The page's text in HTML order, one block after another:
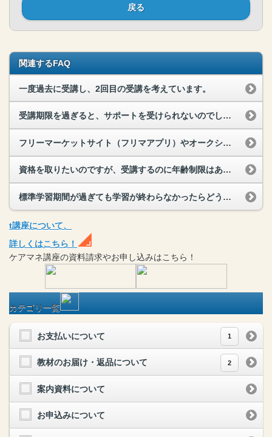
戻る
関連するFAQ
一度過去に受講し、2回目の受講を考えています。
受講期限を過ぎると、サポートを受けられないのでしょうか？
フリーマーケットサイト（フリマアプリ）やオークションサイトなどで出品されている教材でもサポートやサービスは受けられますか？
資格を取りたいのですが、受講するのに年齢制限はありますか？
標準学習期間が過ぎても学習が終わらなかったらどうなるの？
t講座について、
詳しくはこちら！
ケアマネ講座の資料請求やお申し込みはこちら！
カテゴリ一覧
お支払いについて 1
教材のお届け・返品について 2
案内資料について
お申込みについて